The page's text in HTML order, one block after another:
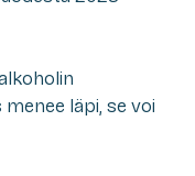
läpi, se voi